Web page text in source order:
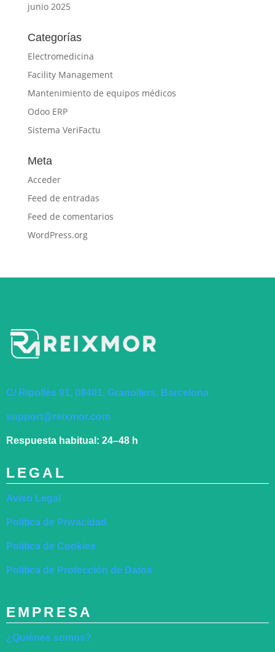
junio 2025
Categorías
Electromedicina
Facility Management
Mantenimiento de equipos médicos
Odoo ERP
Sistema VeriFactu
Meta
Acceder
Feed de entradas
Feed de comentarios
WordPress.org
C/ Ripollès 91, 08401, Granollers, Barcelona
support@reixmor.com
Respuesta habitual: 24–48 h
LEGAL
Aviso Legal
Política de Privacidad
Política de Cookies
Política de Protección de Datos
EMPRESA
¿Quiénes somos?